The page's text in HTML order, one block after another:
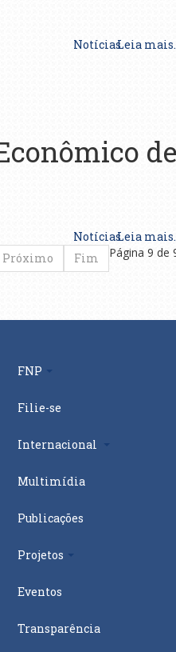
NotíciasLeia
NotíciasLeia
Próximo Fim Página 9 de
FNP
Filie-se
Internacional
Multimídia
Publicações
Projetos
Eventos
Transparência